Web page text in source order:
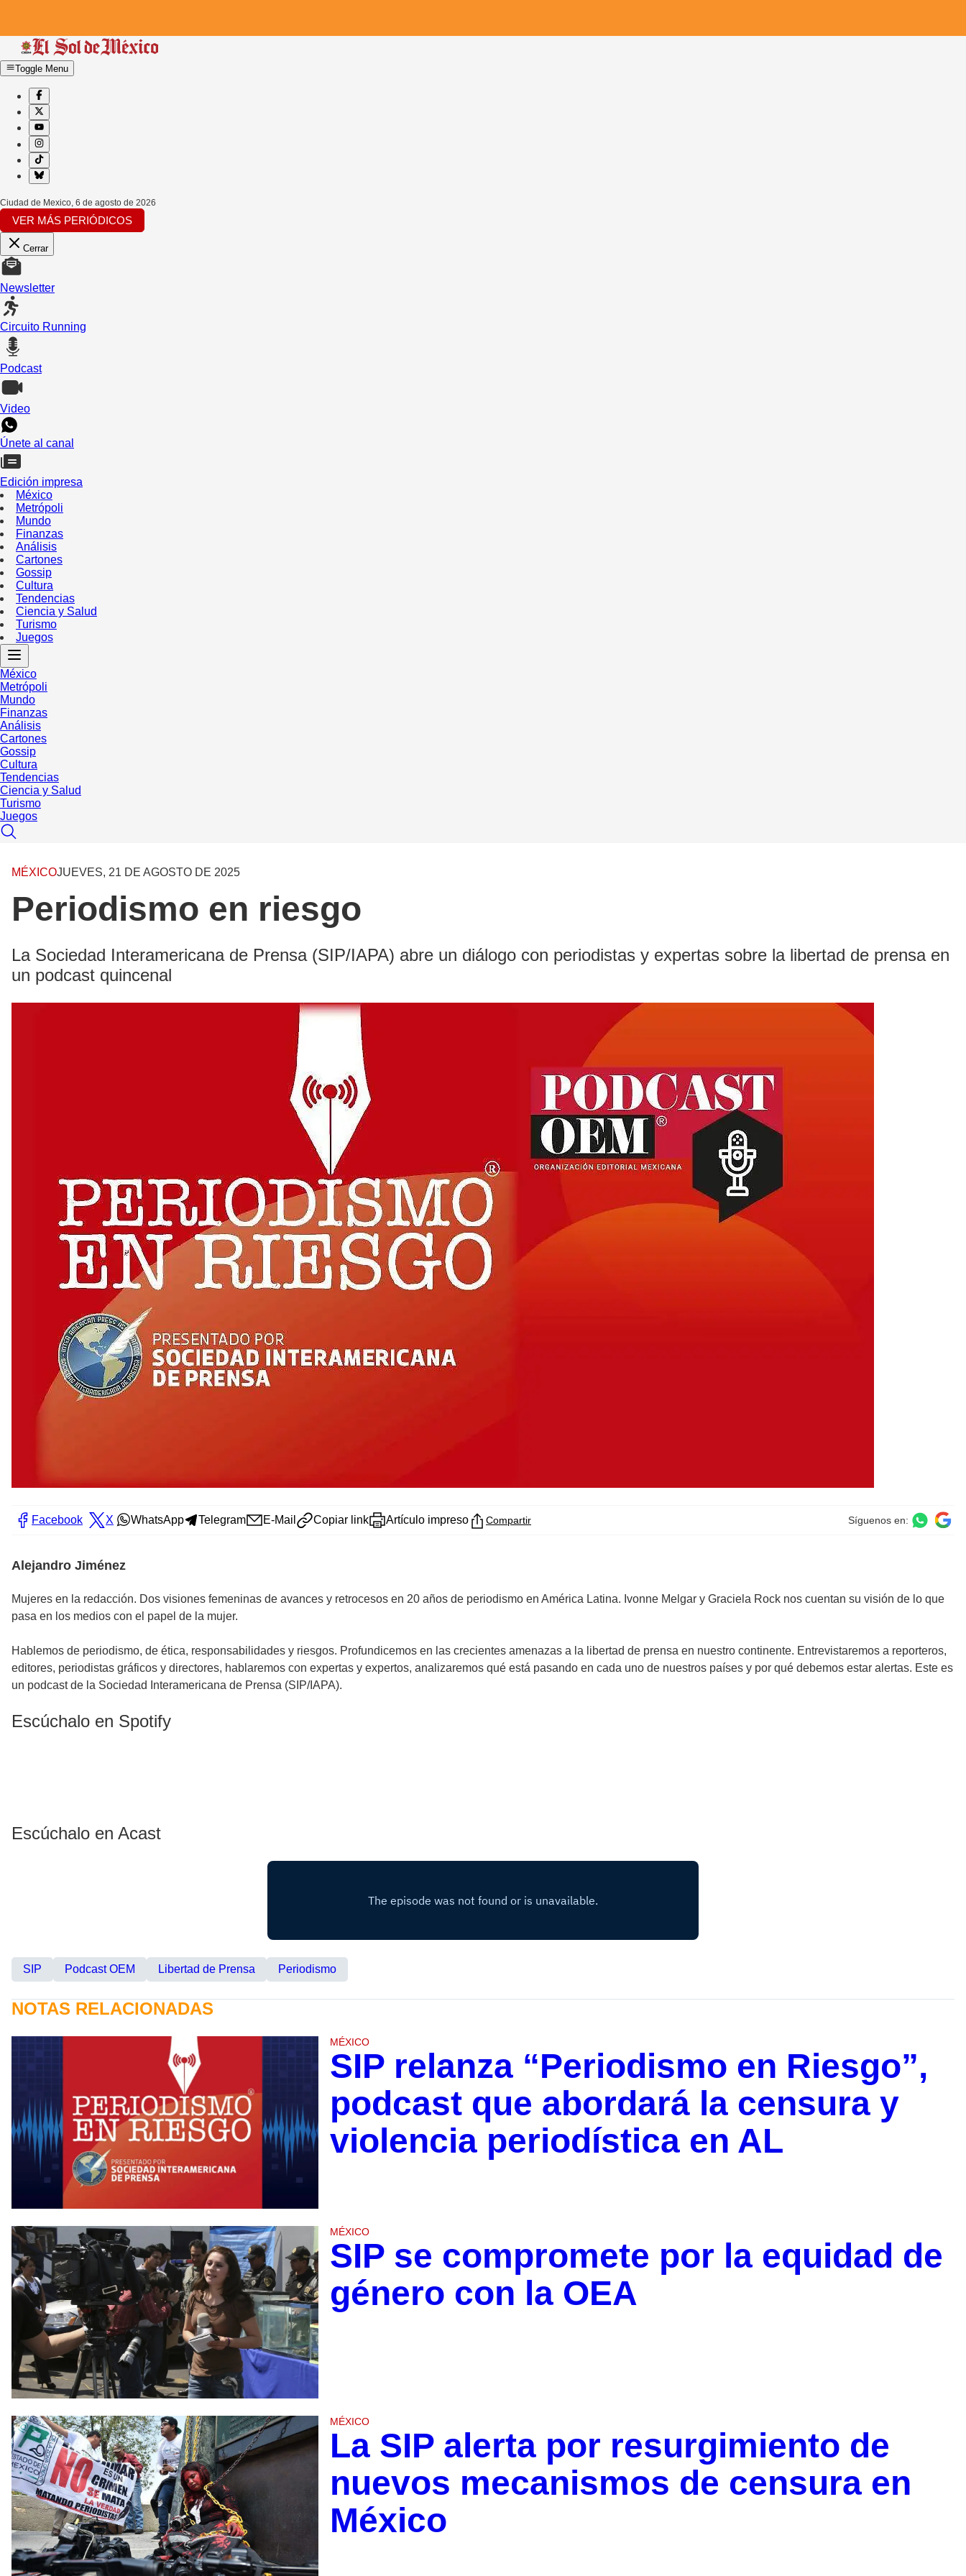
Toggle Menu
Ciudad de Mexico, 6 de agosto de 2026
VER MÁS PERIÓDICOS
Cerrar
Newsletter
Circuito Running
Podcast
Video
Únete al canal
Edición impresa
México
Metrópoli
Mundo
Finanzas
Análisis
Cartones
Gossip
Cultura
Tendencias
Ciencia y Salud
Turismo
Juegos
México
Metrópoli
Mundo
Finanzas
Análisis
Cartones
Gossip
Cultura
Tendencias
Ciencia y Salud
Turismo
Juegos
MÉXICOJUEVES, 21 DE AGOSTO DE 2025
Periodismo en riesgo
La Sociedad Interamericana de Prensa (SIP/IAPA) abre un diálogo con periodistas y expertas sobre la libertad de prensa en
un podcast quincenal
Facebook X WhatsApp Telegram E-Mail Copiar link Artículo impreso Compartir Síguenos en:
Alejandro Jiménez
Mujeres en la redacción. Dos visiones femeninas de avances y retrocesos en 20 años de periodismo en América Latina. Ivonne Melgar y Graciela Rock nos cuentan su visión de lo que
pasa en los medios con el papel de la mujer.
Hablemos de periodismo, de ética, responsabilidades y riesgos. Profundicemos en las crecientes amenazas a la libertad de prensa en nuestro continente. Entrevistaremos a reporteros,
editores, periodistas gráficos y directores, hablaremos con expertas y expertos, analizaremos qué está pasando en cada uno de nuestros países y por qué debemos estar alertas. Este es
un podcast de la Sociedad Interamericana de Prensa (SIP/IAPA).
Escúchalo en Spotify
Escúchalo en Acast
SIP Podcast OEM Libertad de Prensa Periodismo
NOTAS RELACIONADAS
MÉXICO
SIP relanza “Periodismo en Riesgo”,
podcast que abordará la censura y
violencia periodística en AL
MÉXICO
SIP se compromete por la equidad de
género con la OEA
MÉXICO
La SIP alerta por resurgimiento de
nuevos mecanismos de censura en
México